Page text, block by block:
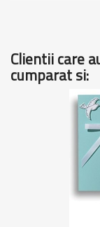
Clientii care
cumparat si: